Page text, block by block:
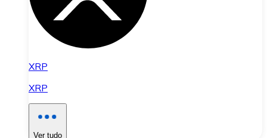
XRP
XRP
Ver tudo